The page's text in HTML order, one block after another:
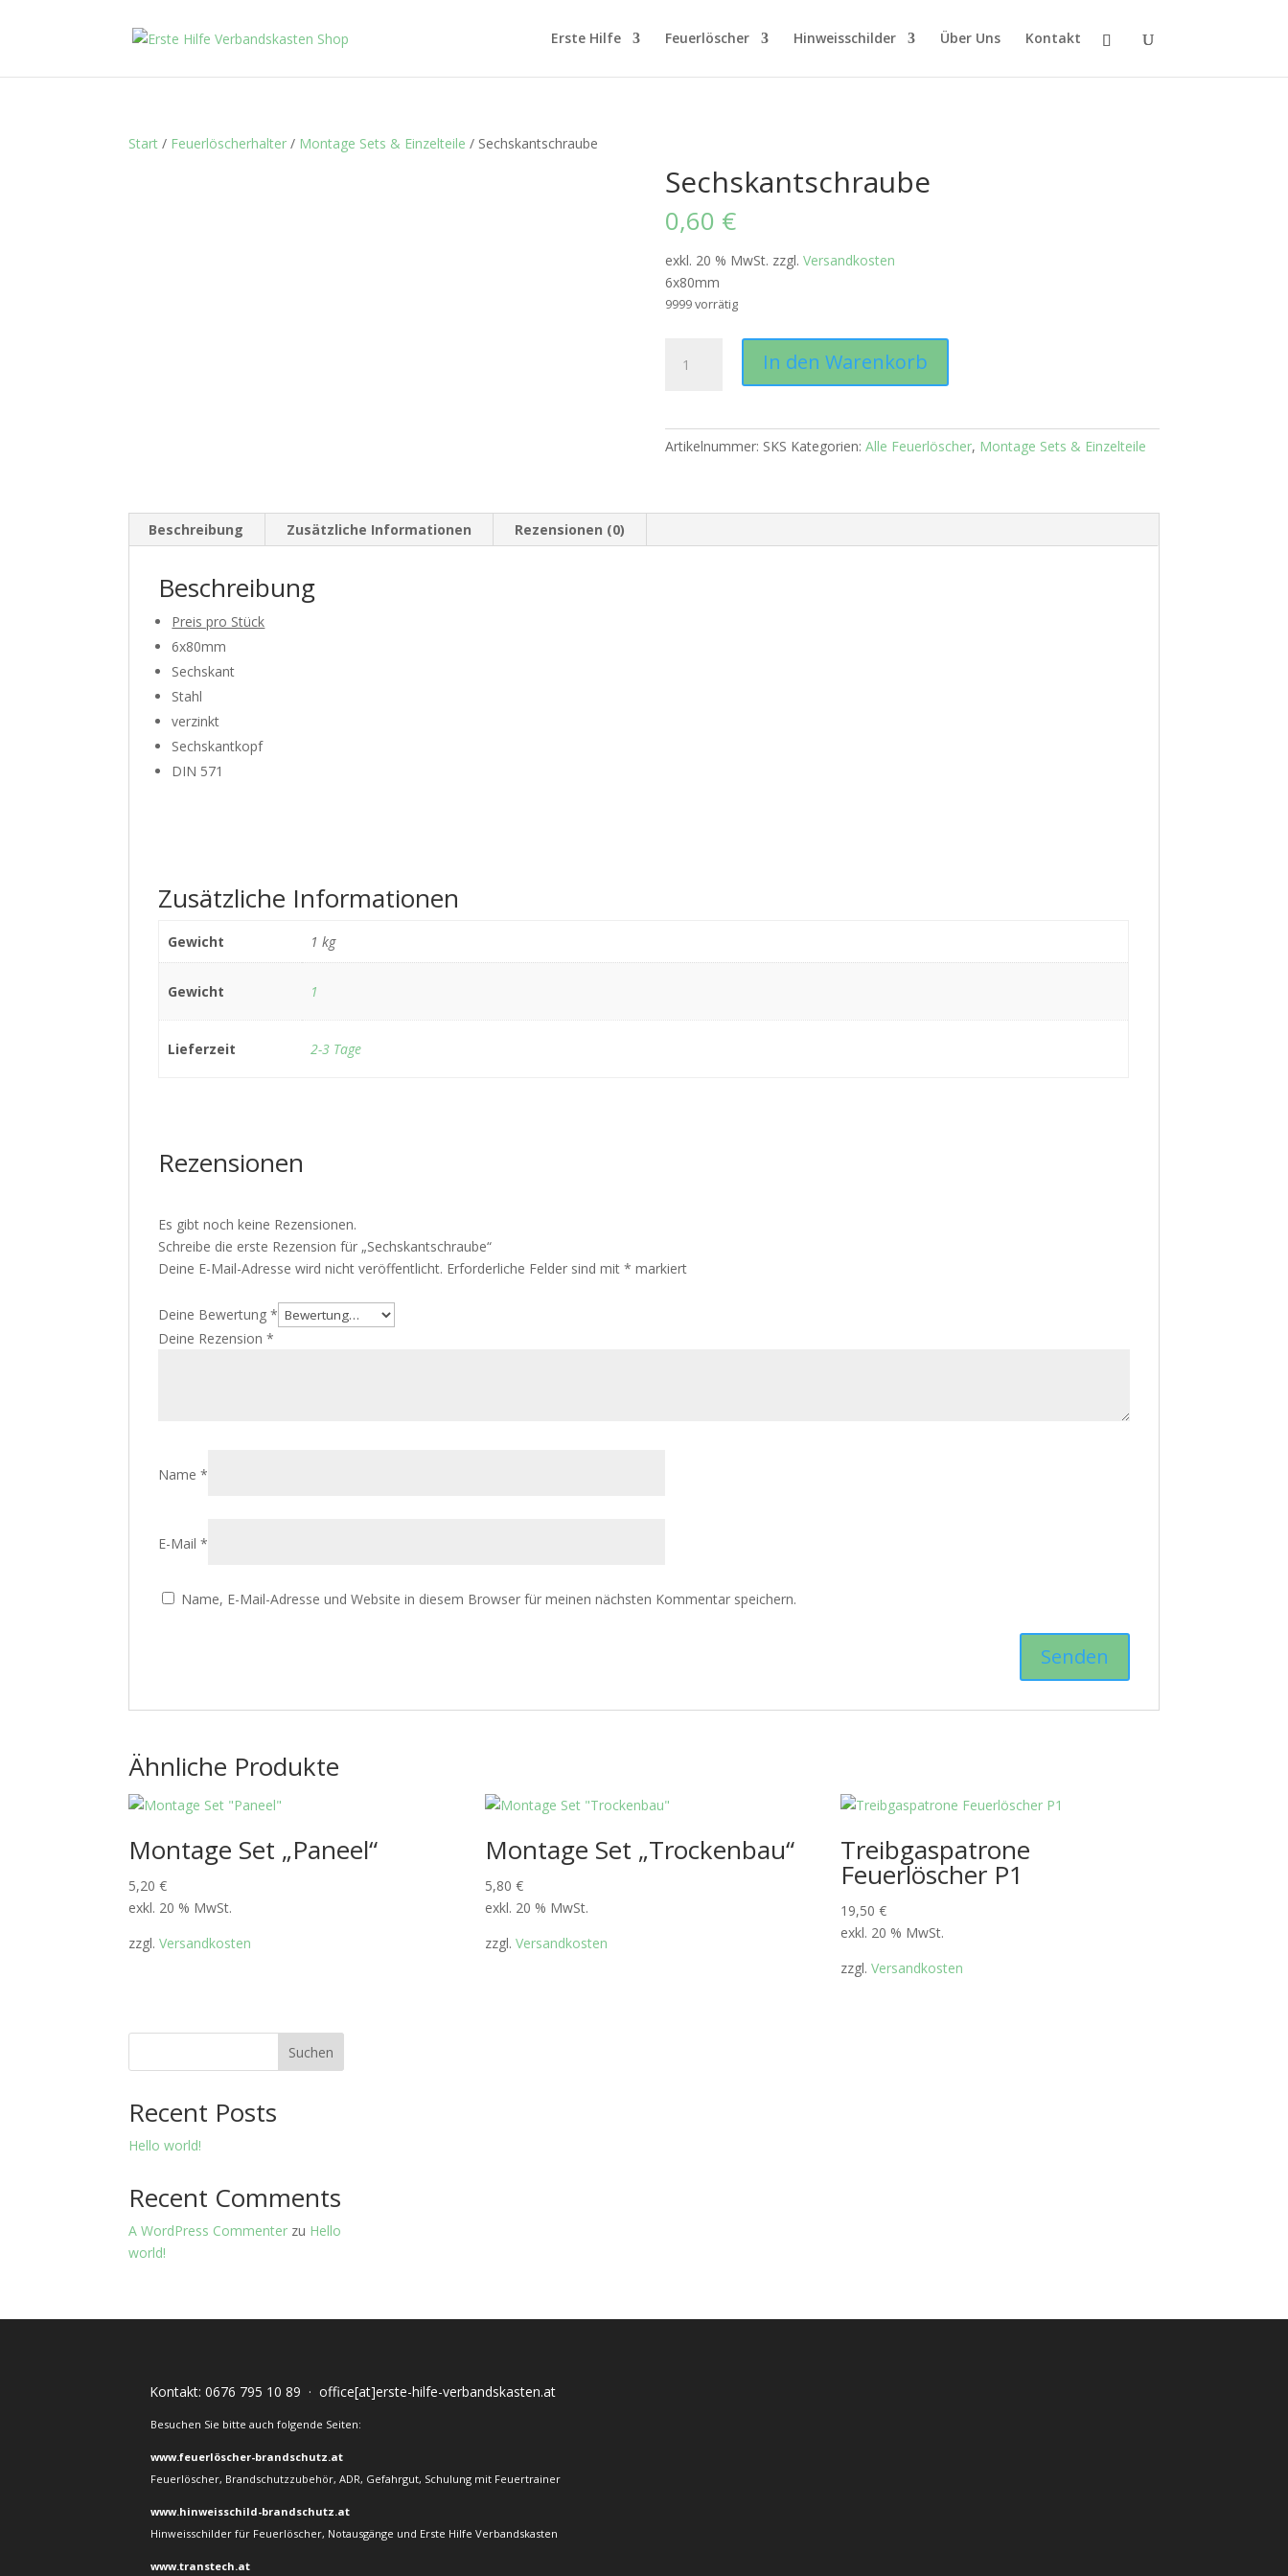
Erste Hilfe Feuerlöscher Hinweisschilder Über Uns Kontakt
Start / Feuerlöscherhalter / Montage Sets & Einzelteile / Sechskantschraube
Sechskantschraube
0,60 €
exkl. 20 % MwSt. zzgl. Versandkosten
6x80mm
9999 vorrätig
Menge
In den Warenkorb
Artikelnummer: SKS Kategorien: Alle Feuerlöscher, Montage Sets & Einzelteile
Beschreibung Zusätzliche Informationen Rezensionen (0)
Beschreibung
Preis pro Stück
6x80mm
Sechskant
Stahl
verzinkt
Sechskantkopf
DIN 571
Zusätzliche Informationen
Gewicht 1 kg
Gewicht 1
Lieferzeit 2-3 Tage
Rezensionen
Es gibt noch keine Rezensionen.
Schreibe die erste Rezension für „Sechskantschraube“
Deine E-Mail-Adresse wird nicht veröffentlicht. Erforderliche Felder sind mit* markiert
Deine Bewertung*
Deine Rezension*
Name*
E-Mail*
Name, E-Mail-Adresse und Website in diesem Browser für meinen nächsten Kommentar speichern.
Ähnliche Produkte
Montage Set „Paneel“
5,20€
exkl. 20 % MwSt.
zzgl.Versandkosten
Montage Set „Trockenbau“
5,80 €
exkl. 20 % MwSt.
zzgl. Versandkosten
Treibgaspatrone
Feuerlöscher P1
19,50€
exkl. 20 % MwSt.
zzgl.Versandkosten
Suchen
Recent Posts
Hello world!
Recent Comments
A WordPress Commenter zu Hello
world!
Kontakt:0676 795 10 89 ·office[at]erste-hilfe-verbandskasten.at
Besuchen Sie bitte auch folgende Seiten:
www.feuerlöscher-brandschutz.at
Feuerlöscher, Brandschutzzubehör, ADR, Gefahrgut, Schulung mit Feuertrainer
www.hinweisschild-brandschutz.at
Hinweisschilder für Feuerlöscher, Notausgänge und Erste Hilfe Verbandskasten
www.transtech.at